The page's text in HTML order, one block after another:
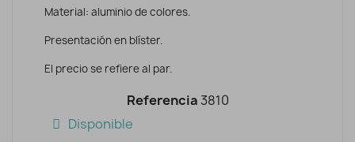
Material: aluminio de colores.
Presentación en blíster.
El precio se refiere al par.
Referencia 3810
Disponible